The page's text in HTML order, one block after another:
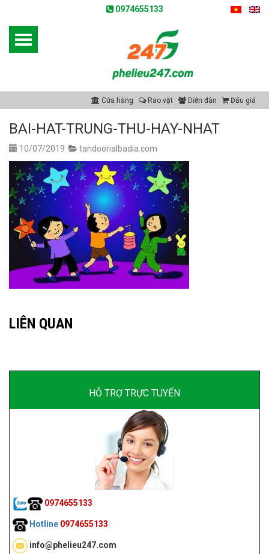
0974655133
Cửa hàng Rao vặt Diễn đàn Đấu giá
BAI-HAT-TRUNG-THU-HAY-NHAT
10/07/2019 tandoorialbadia.com
LIÊN QUAN
HỖ TRỢ TRỰC TUYẾN
0974655133
Hotline 0974655133
info@phelieu247.com